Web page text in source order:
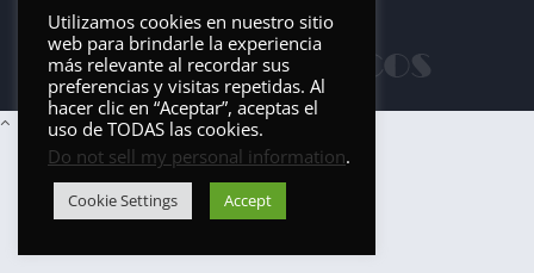
aplicación
Utilizamos cookies en nuestro sitio
web para brindarle la experiencia
más relevante al recordar sus
preferencias y visitas repetidas. Al
hacer clic en “Aceptar”, aceptas el
uso de TODAS las cookies.
Do not sell my personal information.
Cookie Settings Accept